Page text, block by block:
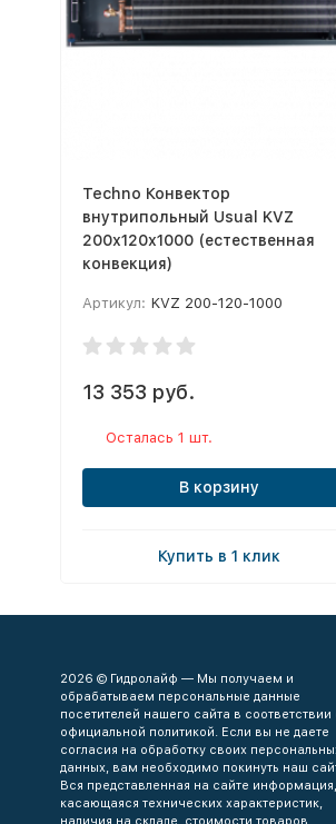
Techno Конвектор
внутрипольный Usual KVZ
200х120х1000 (естественная
конвекция)
Артикул: KVZ 200-120-1000
13 353 руб.
Осталась 1 шт.
В корзину
Купить в 1 клик
2026 © Гидролайф — Мы получаем и
обрабатываем персональные данные
посетителей нашего сайта в соответствии
официальной политикой. Если вы не даете
согласия на обработку своих
данных, вам необходимо покинуть наш
Вся представленная на сайте информация,
касающаяся технических характеристик,